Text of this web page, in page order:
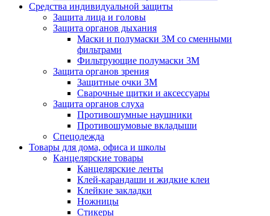
Средства индивидуальной защиты
Защита лица и головы
Защита органов дыхания
Маски и полумаски 3М со сменными
фильтрами
Фильтрующие полумаски 3М
Защита органов зрения
Защитные очки 3М
Сварочные щитки и аксессуары
Защита органов слуха
Противошумные наушники
Противошумовые вкладыши
Спецодежда
Товары для дома, офиса и школы
Канцелярские товары
Канцелярские ленты
Клей-карандаши и жидкие клеи
Клейкие закладки
Ножницы
Стикеры